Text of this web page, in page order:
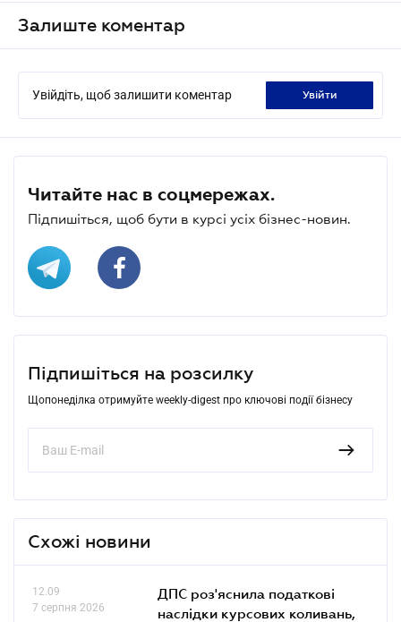
Залиште коментар
Увійдіть, щоб залишити коментар увійти
Читайте нас в соцмережах.
Підпишіться, щоб бути в курсі усіх бізнес-новин.
Підпишіться на розсилку
Щопонеділка отримуйте weekly-digest про ключові події бізнесу
Схожі новини
12.09
7 серпня 2026
ДПС роз'яснила податкові
наслідки курсових коливань,